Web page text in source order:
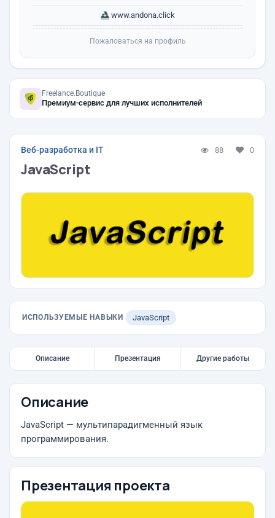
www.andona.click
Пожаловаться на профиль
Freelance.Boutique
Премиум-сервис для лучших исполнителей
Веб-разработка и IT 88 0
JavaScript
ИСПОЛЬЗУЕМЫЕ НАВЫКИ JavaScript
Описание Презентация Другие работы
Описание
JavaScript — мультипарадигменный язык
программирования.
Презентация проекта